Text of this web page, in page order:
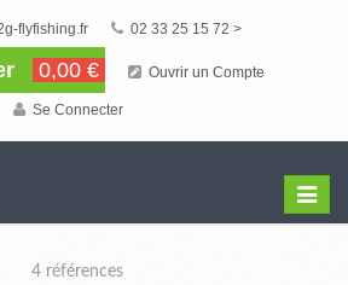
flyfishing.fr 02 33 25 15 72 >
0,00 € Ouvrir un Compte
Se Connecter
Menu
4 références